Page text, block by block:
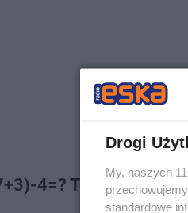
4=? To banalne
Drogi
My, naszych
standardowe